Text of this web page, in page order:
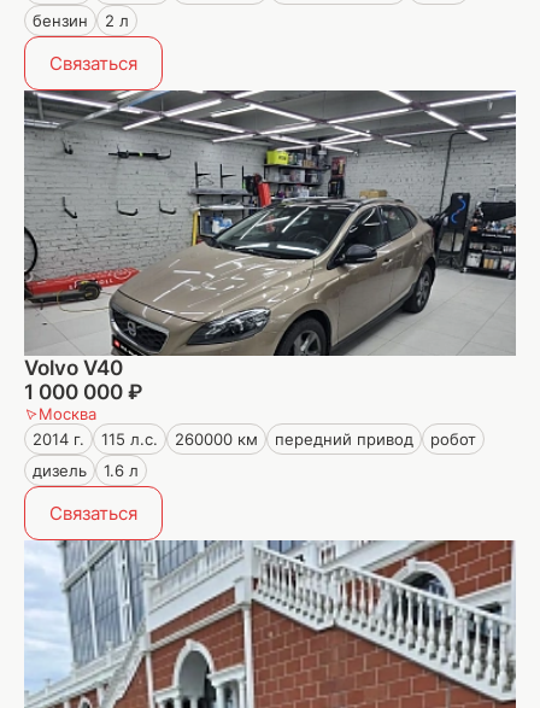
бензин
2 л
Связаться
Volvo V40
1 000 000 ₽
Москва
2014 г.
115 л.с. 260000 км передний привод
робот
дизель
1.6 л
Связаться